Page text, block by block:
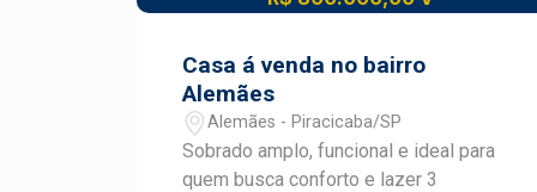
Casa á venda no bairro
Alemães
Alemães - Piracicaba/SP
Sobrado amplo, funcional e ideal para
quem busca conforto e lazer 3